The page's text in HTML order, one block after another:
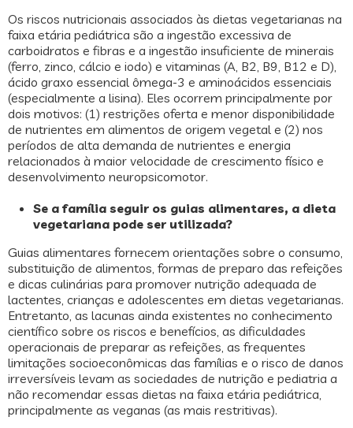
Os riscos nutricionais associados às dietas vegetarianas na
faixa etária pediátrica são a ingestão excessiva de
carboidratos e fibras e a ingestão insuficiente de minerais
(ferro, zinco, cálcio e iodo) e vitaminas (A, B2, B9, B12 e D),
ácido graxo essencial ômega-3 e aminoácidos essenciais
(especialmente a lisina). Eles ocorrem principalmente por
dois motivos: (1) restrições oferta e menor disponibilidade
de nutrientes em alimentos de origem vegetal e (2) nos
períodos de alta demanda de nutrientes e energia
relacionados à maior velocidade de crescimento físico e
desenvolvimento neuropsicomotor.
Se a família seguir os guias alimentares, a dieta
vegetariana pode ser utilizada?
Guias alimentares fornecem orientações sobre o consumo,
substituição de alimentos, formas de preparo das refeições
e dicas culinárias para promover nutrição adequada de
lactentes, crianças e adolescentes em dietas vegetarianas.
Entretanto, as lacunas ainda existentes no conhecimento
científico sobre os riscos e benefícios, as dificuldades
operacionais de preparar as refeições, as frequentes
limitações socioeconômicas das famílias e o risco de danos
irreversíveis levam as sociedades de nutrição e pediatria a
não recomendar essas dietas na faixa etária pediátrica,
principalmente as veganas (as mais restritivas).